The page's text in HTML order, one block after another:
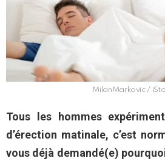
MilanMarkovic /
Tous les hommes
d’érection matinale, c’est
vous déjà demandé(e)